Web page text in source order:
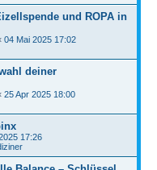
und ROPA in
04 Mai 2025 17:02
deiner
25 Apr 2025 18:00
17:26